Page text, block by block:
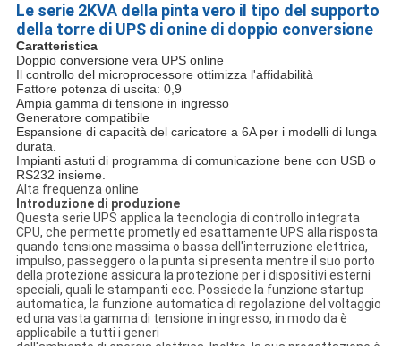
Le serie 2KVA della pinta vero il tipo del supporto
della torre di UPS di onine di doppio conversione
Caratteristica
Doppio conversione vera UPS online
Il controllo del microprocessore ottimizza l'affidabilità
Fattore potenza di uscita: 0,9
Ampia gamma di tensione in ingresso
Generatore compatibile
Espansione di capacità del caricatore a 6A per i modelli di lunga
durata.
Impianti astuti di programma di comunicazione bene con USB o
RS232 insieme.
Alta frequenza online
Introduzione di produzione
Questa serie UPS applica la tecnologia di controllo integrata
CPU, che permette prometly ed esattamente UPS alla risposta
quando tensione massima o bassa dell'interruzione elettrica,
impulso, passeggero o la punta si presenta mentre il suo porto
della protezione assicura la protezione per i dispositivi esterni
speciali, quali le stampanti ecc. Possiede la funzione startup
automatica, la funzione automatica di regolazione del voltaggio
ed una vasta gamma di tensione in ingresso, in modo da è
applicabile a tutti i generi